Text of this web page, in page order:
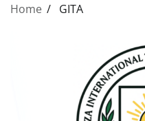
Home GITA